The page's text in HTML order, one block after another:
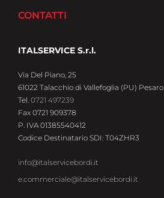
CONTATTI
ITALSERVICE S.r.l.
Via Del Piano, 25
61022 Talacchio di Vallefoglia (PU) Pesaro
Tel. 0721 497239
Fax 0721 909378
P. IVA 01385540412
Codice Destinatario SDI: T04ZHR3
info@italservicebordi.it
e.commerciale@italservicebordi.it